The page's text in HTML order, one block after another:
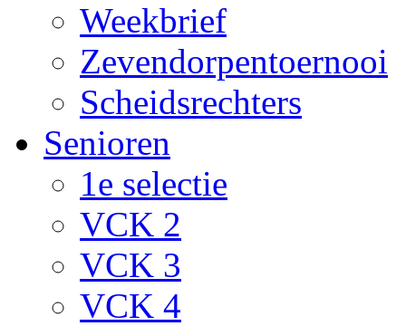
Weekbrief
Zevendorpentoernooi
Scheidsrechters
Senioren
1e selectie
VCK 2
VCK 3
VCK 4